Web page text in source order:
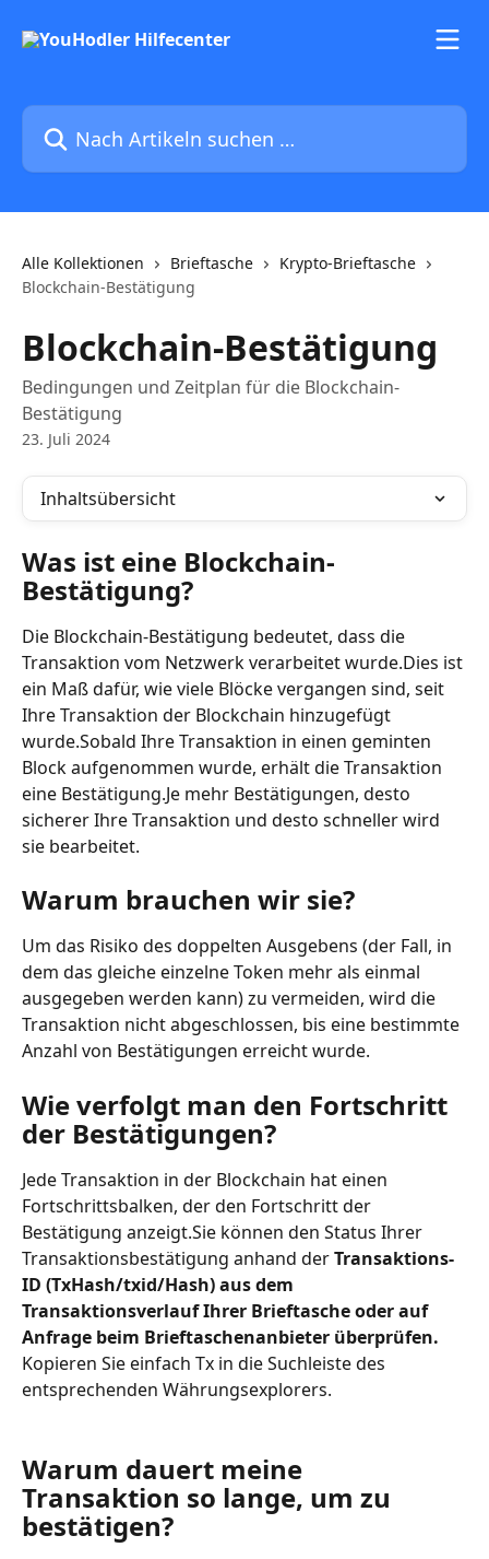
Nach Artikeln suchen …
Alle Kollektionen Brieftasche
Krypto-Brieftasche
Blockchain-Bestätigung
Blockchain-Bestätigung
Bedingungen und Zeitplan für die Blockchain-
Bestätigung
23. Juli 2024
Inhaltsübersicht
Was ist eine Blockchain-
Bestätigung?
Die Blockchain-Bestätigung bedeutet, dass die
Transaktion vom Netzwerk verarbeitet wurde.Dies ist
ein Maß dafür, wie viele Blöcke vergangen sind, seit
Ihre Transaktion der Blockchain hinzugefügt
wurde.Sobald Ihre Transaktion in einen geminten
Block aufgenommen wurde, erhält die Transaktion
eine Bestätigung.Je mehr Bestätigungen, desto
sicherer Ihre Transaktion und desto schneller wird
sie bearbeitet.
Warum brauchen wir sie?
Um das Risiko des doppelten Ausgebens (der Fall, in
dem das gleiche einzelne Token mehr als einmal
ausgegeben werden kann) zu vermeiden, wird die
Transaktion nicht abgeschlossen, bis eine bestimmte
Anzahl von Bestätigungen erreicht wurde.
Wie verfolgt man den Fortschritt
der Bestätigungen?
Jede Transaktion in der Blockchain hat einen
Fortschrittsbalken, der den Fortschritt der
Bestätigung anzeigt.Sie können den Status Ihrer
Transaktionsbestätigung anhand der Transaktions-
ID (TxHash/txid/Hash) aus dem
Transaktionsverlauf Ihrer Brieftasche oder auf
Anfrage beim Brieftaschenanbieter überprüfen.
Kopieren Sie einfach Tx in die Suchleiste des
entsprechenden Währungsexplorers.
Warum dauert meine
Transaktion so lange, um zu
bestätigen?